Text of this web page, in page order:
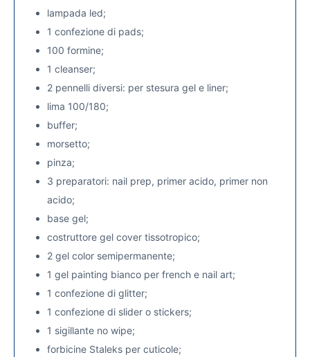
lampada led;
1 confezione di pads;
100 formine;
1 cleanser;
2 pennelli diversi: per stesura gel e liner;
lima 100/180;
buffer;
morsetto;
pinza;
3 preparatori: nail prep, primer acido, primer non
acido;
base gel;
costruttore gel cover tissotropico;
2 gel color semipermanente;
1 gel painting bianco per french e nail art;
1 confezione di glitter;
1 confezione di slider o stickers;
1 sigillante no wipe;
forbicine Staleks per cuticole;